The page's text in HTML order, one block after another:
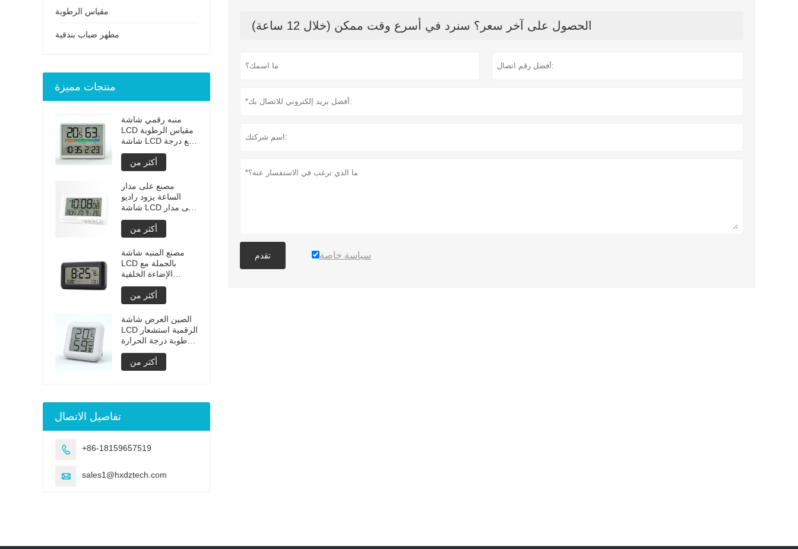
الحصول على آخر سعر؟ سنرد في أسرع وقت ممكن (خلال 12 ساعة)
تقدم سياسة خاصة
مقياس الرطوبة
مطهر ضباب بندقية
منتجات مميزة
منبه رقمي شاشة
LCD مقياس الرطوبة
شاشة LCD مع درجة
حرارة اللون والرطوبة
سكريم
أكثر من
مصنع على مدار
الساعة يزود راديو
شاشة LCD على مدار
الساعة مع الإضاءة
الخلفية
أكثر من
مصنع المنبه شاشة
LCD بالجملة مع
الإضاءة الخلفية
بطاريات قابلة
للاسترداد
أكثر من
الصين العرض شاشة
LCD الرقمية استشعار
الرطوبة درجة الحرارة
الرطوبة
أكثر من
تفاصيل الاتصال
 +86-18159657519
 sales1@hxdztech.com